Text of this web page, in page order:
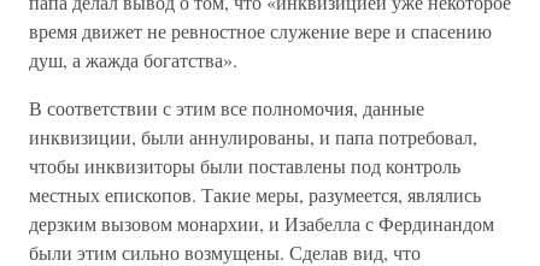
время движет не ревностное служение вере и спасению
душ, а жажда богатства».
В соответствии с этим все полномочия, данные
инквизиции, были аннулированы, и папа потребовал,
чтобы инквизиторы были поставлены под контроль
местных епископов. Такие меры, разумеется, являлись
дерзким вызовом монархии, и Изабелла с Фердинандом
были этим сильно возмущены. Сделав вид, что